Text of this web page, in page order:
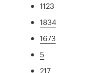
1123
1834
1673
5
217